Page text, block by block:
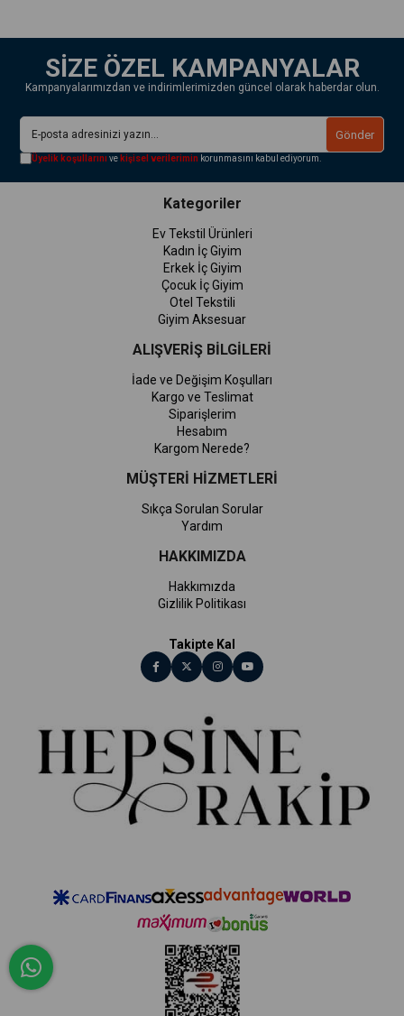
SİZE ÖZEL KAMPANYALAR
Kampanyalarımızdan ve indirimlerimizden güncel olarak haberdar olun.
Gönder
Üyelik koşullarını ve kişisel verilerimin korunmasını kabul ediyorum.
Kategoriler
Ev Tekstil Ürünleri
Kadın İç Giyim
Erkek İç Giyim
Çocuk İç Giyim
Otel Tekstili
Giyim Aksesuar
ALIŞVERİŞ BİLGİLERİ
İade ve Değişim Koşulları
Kargo ve Teslimat
Siparişlerim
Hesabım
Kargom Nerede?
MÜŞTERİ HİZMETLERİ
Sıkça Sorulan Sorular
Yardım
HAKKIMIZDA
Hakkımızda
Gizlilik Politikası
Takipte Kal